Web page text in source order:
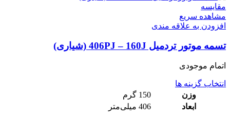
مقایسه
مشاهده سریع
افزودن به علاقه مندی
تسمه موتور تردمیل 406PJ – 160J (شیاری)
اتمام موجودی
انتخاب گزینه ها
وزن
150 گرم
ابعاد
406 میلی‌متر